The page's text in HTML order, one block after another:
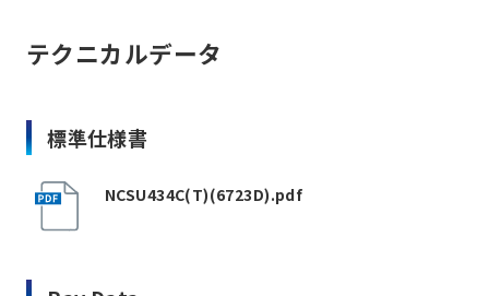
テクニカルデータ
標準仕様書
NCSU434C(T)(6723D).pdf